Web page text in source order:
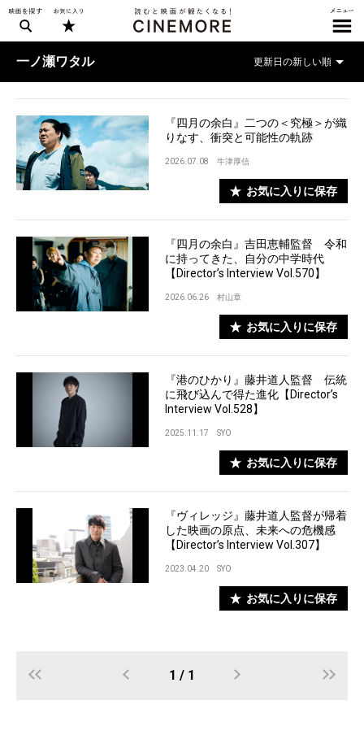
一ノ瀬ワタル
『四月の余白』二つの＜究極＞が織
りなす、衝突と可能性の軌跡
2026.07.08 牛津厚信
お気に入りに保存
『四月の余白』吉田恵輔監督 令和
に持ってきた、自分の中学時代
【Director’s Interview Vol.570】
2026.06.26 村山章
お気に入りに保存
『港のひかり』藤井道人監督 伝統
に飛び込んで得た進化【Director’s
Interview Vol.528】
2025.11.17 SYO
お気に入りに保存
『ヴィレッジ』藤井道人監督が帰着
した映画の原点、未来への危機感
【Director’s Interview Vol.307】
2023.04.20 SYO
お気に入りに保存
1 / 1